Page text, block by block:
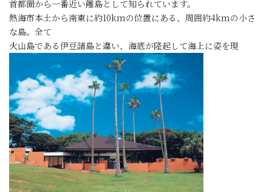
首都圏から一番近い離島として知られています。
熱海市本土から南東に約10kmの位置にある、周囲約4kmの小さ
な島。全て
火山島である伊豆諸島と違い、海底が隆起して海上に姿を現